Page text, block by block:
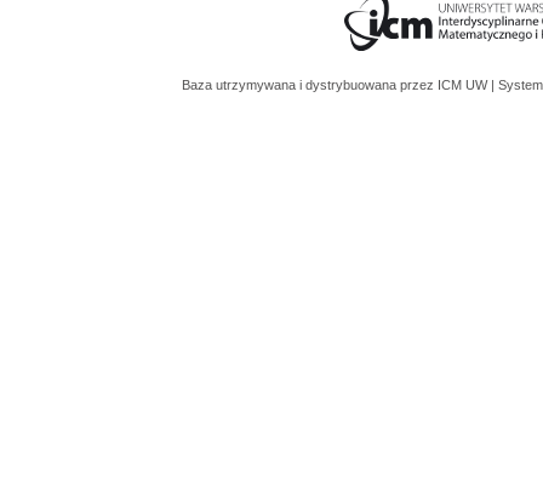
Baza utrzymywana i dystrybuowana przez ICM UW |